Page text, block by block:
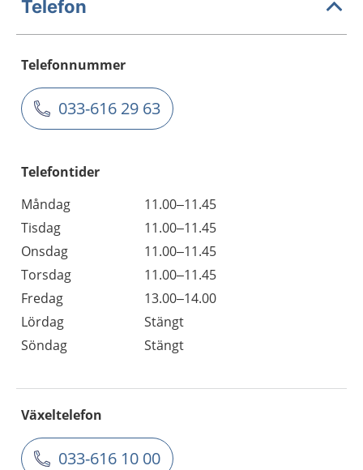
Telefon
Telefonnummer
033-616 29 63
Telefontider
Måndag
11.00–11.45
Tisdag
11.00–11.45
Onsdag
11.00–11.45
Torsdag
11.00–11.45
Fredag
13.00–14.00
Lördag
Stängt
Söndag
Stängt
Växeltelefon
033-616 10 00